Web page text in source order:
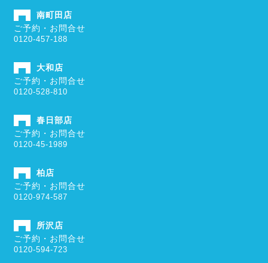
南町田店
ご予約・お問合せ
0120-457-188
大和店
ご予約・お問合せ
0120-528-810
春日部店
ご予約・お問合せ
0120-45-1989
柏店
ご予約・お問合せ
0120-974-587
所沢店
ご予約・お問合せ
0120-594-723